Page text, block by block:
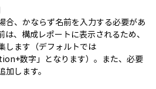
合、かならず名前を入力する必要があ
は、構成レポートに表示されるため、
します（デフォルトでは
数字」となります）。また、必要
します。